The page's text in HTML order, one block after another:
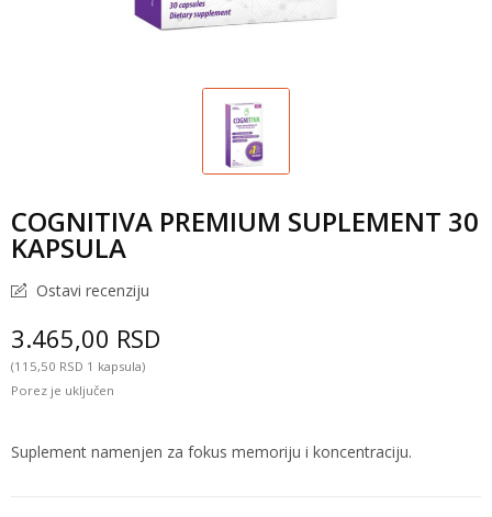
COGNITIVA PREMIUM SUPLEMENT 30
KAPSULA
Ostavi recenziju
3.465,00 RSD
(115,50 RSD 1 kapsula)
Porez je uključen
Suplement namenjen za fokus memoriju i koncentraciju.